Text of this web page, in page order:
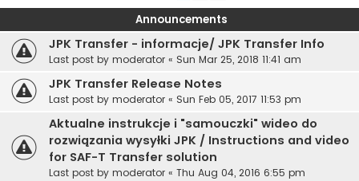
h
Announcements
JPK Transfer - informacje/ JPK Transfer Info
Last post by moderator « Sun Mar 25, 2018 11:41 am
JPK Transfer Release Notes
Last post by moderator « Sun Feb 05, 2017 11:53 pm
Aktualne instrukcje i "samouczki" wideo do
rozwiązania wysyłki JPK / Instructions and video
for SAF-T Transfer solution
Last post by moderator « Thu Aug 04, 2016 6:55 pm